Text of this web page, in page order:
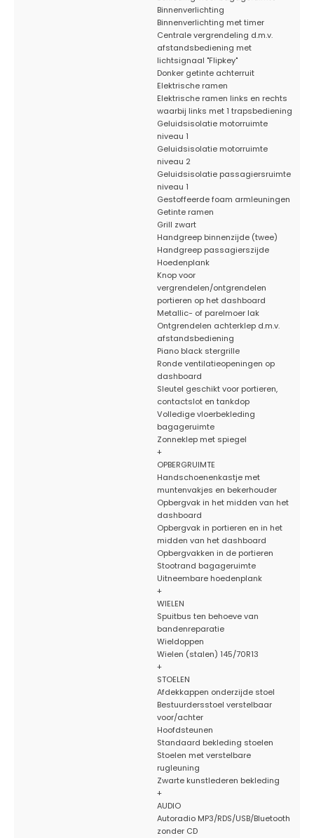
Binnenverlichting
Binnenverlichting met timer
Centrale vergrendeling d.m.v.
afstandsbediening met
lichtsignaal "Flipkey"
Donker getinte achterruit
Elektrische ramen
Elektrische ramen links en rechts
waarbij links met 1 trapsbediening
Geluidsisolatie motorruimte
niveau 1
Geluidsisolatie motorruimte
niveau 2
Geluidsisolatie passagiersruimte
niveau 1
Gestoffeerde foam armleuningen
Getinte ramen
Grill zwart
Handgreep binnenzijde (twee)
Handgreep passagierszijde
Hoedenplank
Knop voor
vergrendelen/ontgrendelen
portieren op het dashboard
Metallic- of parelmoer lak
Ontgrendelen achterklep d.m.v.
afstandsbediening
Piano black stergrille
Ronde ventilatieopeningen op
dashboard
Sleutel geschikt voor portieren,
contactslot en tankdop
Volledige vloerbekleding
bagageruimte
Zonneklep met spiegel
+
OPBERGRUIMTE
Handschoenenkastje met
muntenvakjes en bekerhouder
Opbergvak in het midden van het
dashboard
Opbergvak in portieren en in het
midden van het dashboard
Opbergvakken in de portieren
Stootrand bagageruimte
Uitneembare hoedenplank
+
WIELEN
Spuitbus ten behoeve van
bandenreparatie
Wieldoppen
Wielen (stalen) 145/70R13
+
STOELEN
Afdekkappen onderzijde stoel
Bestuurdersstoel verstelbaar
voor/achter
Hoofdsteunen
Standaard bekleding stoelen
Stoelen met verstelbare
rugleuning
Zwarte kunstlederen bekleding
+
AUDIO
Autoradio MP3/RDS/USB/Bluetooth
zonder CD